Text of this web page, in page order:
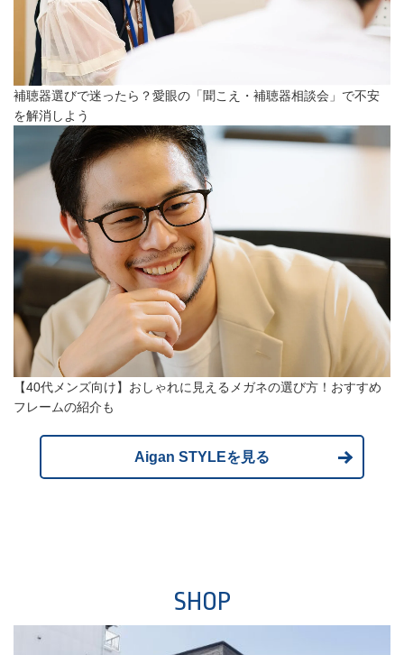
補聴器選びで迷ったら？愛眼の「聞こえ・補聴器相談会」で不安
を解消しよう
【40代メンズ向け】おしゃれに見えるメガネの選び方！おすすめ
フレームの紹介も
Aigan STYLEを見る
SHOP